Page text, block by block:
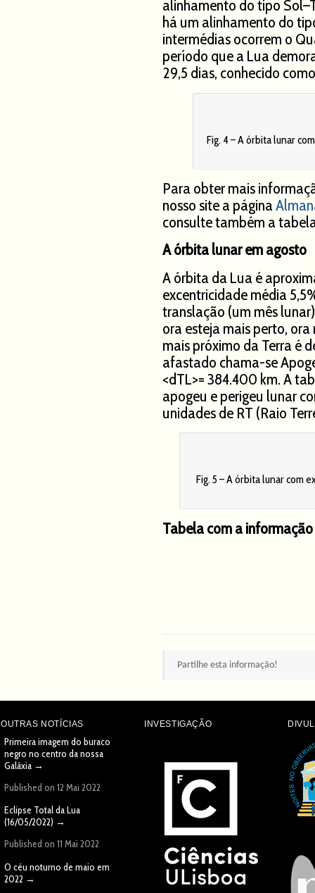
alinhamento do tipo
há um alinhamento do
intermédias ocorrem o
período que a Lua
29,5 dias, conhecido
Fig. 4 – A órbita lunar
Para obter mais
nosso site a página
consulte também a
A órbita lunar em agosto
A órbita da Lua é
excentricidade média
translação (um mês
ora esteja mais perto,
mais próximo da Terra é
afastado chama-se
<dTL>= 384.400 km. A
apogeu e perigeu lunar
unidades de RT (Raio
Fig. 5 – A órbita lunar com
Tabela com a
Partilhe esta informação!
OUTRAS NOTÍCIAS
Primeira imagem do buraco
negro no centro da nossa
Galáxia →
Published on 12 Mai 2022
Eclipse Total da Lua
(16/05/2022) →
Published on 11 Mai 2022
O céu noturno de maio em
2022 →
INVESTIGAÇÃO